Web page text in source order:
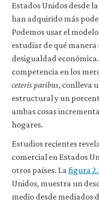
sitio
web
(como,
por
ejemplo,
para
acceder
a
recursos
los
que
hay
que
una
sesión
iniciada).
También
nos
gustaría
Estados Unidos desde
han adquirido más
Podemos usar el
estudiar de qué
desigualdad
competencia en los
ceteris paribus, conlleva
estructural y un
ambas cosas
hogares.
Estudios recientes
comercial en Estados
otros países. La figura
Unidos, muestra un
medio desde mediados